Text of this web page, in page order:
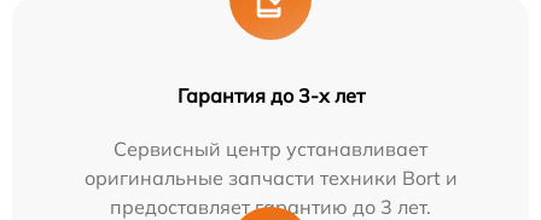
Гарантия до 3-х лет
Сервисный центр устанавливает
оригинальные запчасти техники Bort и
предоставляет гарантию до 3 лет.